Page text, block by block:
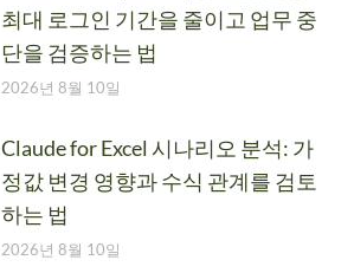
최대 로그인 기간을 줄이고 업무 중
단을 검증하는 법
2026년 8월 10일
Claude for Excel 시나리오 분석: 가
정값 변경 영향과 수식 관계를 검토
하는 법
2026년 8월 10일